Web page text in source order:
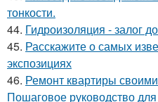
тонкости.
44. Гидроизоляция - залог
45. Расскажите о самых
экспозициях
46. Ремонт квартиры
Пошаговое руководство